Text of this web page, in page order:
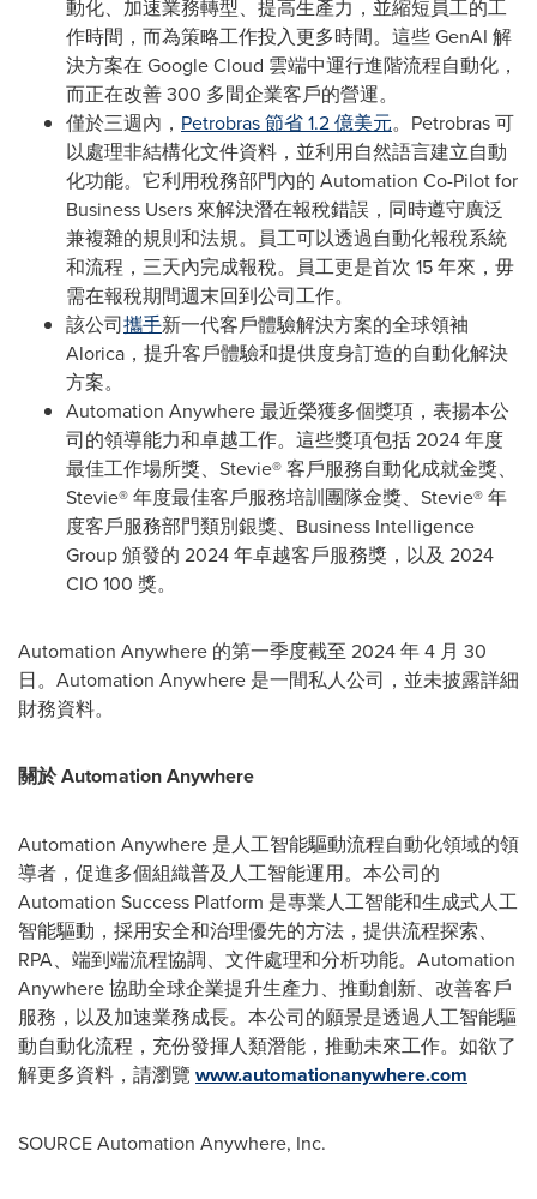
動化、加速業務轉型、提高生產力，並縮短員工的工
作時間，而為策略工作投入更多時間。這些 GenAI 解
決方案在 Google Cloud 雲端中運行進階流程自動化，
而正在改善 300 多間企業客戶的營運。
僅於三週內， Petrobras 節省 1.2 億美元。Petrobras 可
以處理非結構化文件資料，並利用自然語言建立自動
化功能。它利用稅務部門內的 Automation Co-Pilot for
Business Users 來解決潛在報稅錯誤，同時遵守廣泛
兼複雜的規則和法規。員工可以透過自動化報稅系統
和流程，三天內完成報稅。員工更是首次 15 年來，毋
需在報稅期間週末回到公司工作。
該公司攜手新一代客戶體驗解決方案的全球領袖
Alorica，提升客戶體驗和提供度身訂造的自動化解決
方案。
Automation Anywhere 最近榮獲多個獎項，表揚本公
司的領導能力和卓越工作。這些獎項包括 2024 年度
最佳工作場所獎、Stevie® 客戶服務自動化成就金獎、
Stevie® 年度最佳客戶服務培訓團隊金獎、Stevie® 年
度客戶服務部門類別銀獎、Business Intelligence
Group 頒發的 2024 年卓越客戶服務獎，以及 2024
CIO 100 獎。
Automation Anywhere 的第一季度截至 2024 年 4 月 30
日。Automation Anywhere 是一間私人公司，並未披露詳細
財務資料。
關於 Automation Anywhere
Automation Anywhere 是人工智能驅動流程自動化領域的領
導者，促進多個組織普及人工智能運用。本公司的
Automation Success Platform 是專業人工智能和生成式人工
智能驅動，採用安全和治理優先的方法，提供流程探索、
RPA、端到端流程協調、文件處理和分析功能。Automation
Anywhere 協助全球企業提升生產力、推動創新、改善客戶
服務，以及加速業務成長。本公司的願景是透過人工智能驅
動自動化流程，充份發揮人類潛能，推動未來工作。如欲了
解更多資料，請瀏覽 www.automationanywhere.com
SOURCE Automation Anywhere, Inc.